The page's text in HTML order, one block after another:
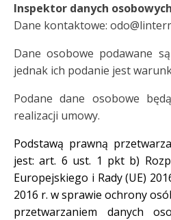
Inspektor danych osobowych
Dane kontaktowe:
Dane osobowe podawane
jednak ich podanie jest
Podane dane osobowe
realizacji umowy.
Podstawą prawną
jest: art. 6 ust. 1 pkt b)
Europejskiego i Rady (UE)
2016 r. w sprawie ochrony
przetwarzaniem danych